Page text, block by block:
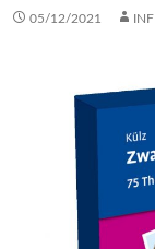
05/12/2021